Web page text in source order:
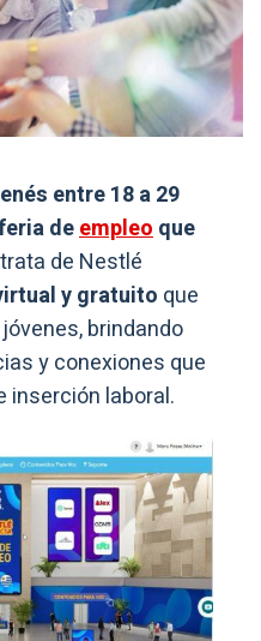
entre 18 a 29
deempleoque
de Nestlé
y gratuito que
brindando
y conexiones que
inserción laboral.